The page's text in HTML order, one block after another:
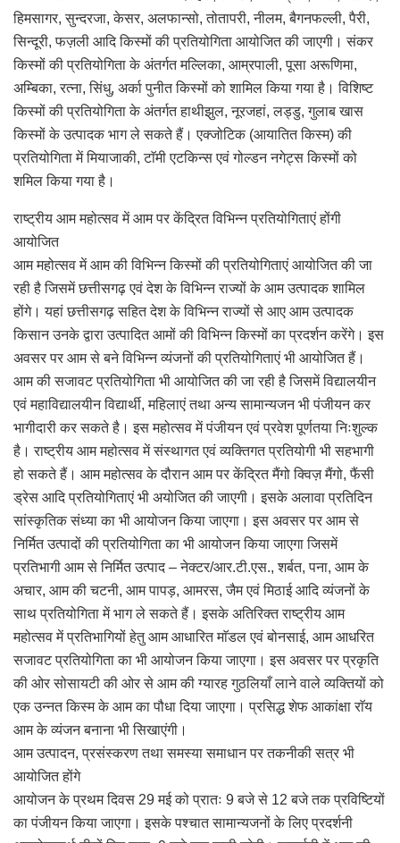
हिमसागर, सुन्दरजा, केसर, अलफान्सो, तोतापरी, नीलम, बैगनफल्ली, पैरी,
सिन्दूरी, फज़ली आदि किस्मों की प्रतियोगिता आयोजित की जाएगी। संकर
किस्मों की प्रतियोगिता के अंतर्गत मल्लिका, आम्रपाली, पूसा अरूणिमा,
अम्बिका, रत्ना, सिंधु, अर्का पुनीत किस्मों को शामिल किया गया है। विशिष्ट
किस्मों की प्रतियोगिता के अंतर्गत हाथीझुल, नूरजहां, लड्डु, गुलाब खास
किस्मों के उत्पादक भाग ले सकते हैं। एक्जोटिक (आयातित किस्म) की
प्रतियोगिता में मियाजाकी, टाॅमी एटकिन्स एवं गोल्डन नगेट्स किस्मों को
शमिल किया गया है।
राष्ट्रीय आम महोत्सव में आम पर केंद्रित विभिन्न प्रतियोगिताएं होंगी
आयोजित
आम महोत्सव में आम की विभिन्न किस्मों की प्रतियोगिताएं आयोजित की जा
रही है जिसमें छत्तीसगढ़ एवं देश के विभिन्न राज्यों के आम उत्पादक शामिल
होंगे। यहां छत्तीसगढ़ सहित देश के विभिन्न राज्यों से आए आम उत्पादक
किसान उनके द्वारा उत्पादित आमों की विभिन्न किस्मों का प्रदर्शन करेंगे। इस
अवसर पर आम से बने विभिन्न व्यंजनों की प्रतियोगिताएं भी आयोजित हैं।
आम की सजावट प्रतियोगिता भी आयोजित की जा रही है जिसमें विद्यालयीन
एवं महाविद्यालयीन विद्यार्थी, महिलाएं तथा अन्य सामान्यजन भी पंजीयन कर
भागीदारी कर सकते है। इस महोत्सव में पंजीयन एवं प्रवेश पूर्णतया निःशुल्क
है। राष्ट्रीय आम महोत्सव में संस्थागत एवं व्यक्तिगत प्रतियोगी भी सहभागी
हो सकते हैं। आम महोत्सव के दौरान आम पर केंद्रित मैंगो क्विज़ मैंगो, फैंसी
ड्रेस आदि प्रतियोगिताएं भी अयोजित की जाएगी। इसके अलावा प्रतिदिन
सांस्कृतिक संध्या का भी आयोजन किया जाएगा। इस अवसर पर आम से
निर्मित उत्पादों की प्रतियोगिता का भी आयोजन किया जाएगा जिसमें
प्रतिभागी आम से निर्मित उत्पाद – नेक्टर/आर.टी.एस., शर्बत, पना, आम के
अचार, आम की चटनी, आम पापड़, आमरस, जैम एवं मिठाई आदि व्यंजनों के
साथ प्रतियोगिता में भाग ले सकते हैं। इसके अतिरिक्त राष्ट्रीय आम
महोत्सव में प्रतिभागियों हेतु आम आधारित माॅडल एवं बोनसाई, आम आधरित
सजावट प्रतियोगिता का भी आयोजन किया जाएगा। इस अवसर पर प्रकृति
की ओर सोसायटी की ओर से आम की ग्यारह गुठलियाँ लाने वाले व्यक्तियों को
एक उन्नत किस्म के आम का पौधा दिया जाएगा। प्रसिद्ध शेफ आकांक्षा राॅय
आम के व्यंजन बनाना भी सिखाएंगी।
आम उत्पादन, प्रसंस्करण तथा समस्या समाधान पर तकनीकी सत्र भी
आयोजित होंगे
आयोजन के प्रथम दिवस 29 मई को प्रातः 9 बजे से 12 बजे तक प्रविष्टियों
का पंजीयन किया जाएगा। इसके पश्चात सामान्यजनों के लिए प्रदर्शनी